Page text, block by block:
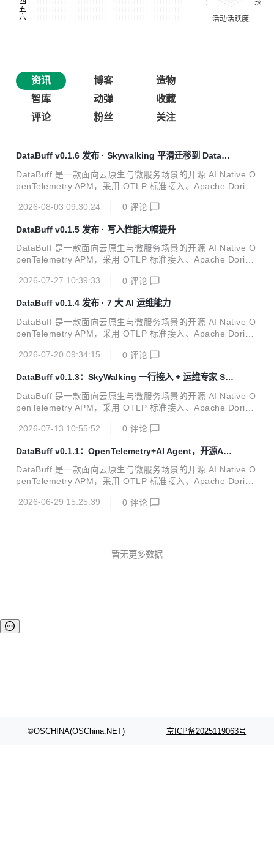
资讯 博客
造物
智库
动弹
收藏
评论
粉丝 关注
DataBuff v0.1.6 发布 · Skywalking 平滑迁移到 Databu
ff
DataBuff 是一款面向云原生与微服务场景的开源 AI Native O
penTelemetry APM，采用 OTLP 标准接入、Apache Doris
项目已在 OSCHINA 软件库收录：https://www.oschina.net/
20 个提交，本版无 Schema 迁移，升级即替换镜像并重启。
这版我们主要改了查询性能、告警准确性和 AI 稳定性，并把
工作区文件预览的后缀限制放开了；另外完善了 databuf...
2026-08-03 09:30:24 0 评论
DataBuff v0.1.5 发布 · 写入性能大幅提升
DataBuff 是一款面向云原生与微服务场景的开源 AI Native O
penTelemetry APM，采用 OTLP 标准接入、Apache Doris
项目已在 OSCHINA 软件库收录：https://www.oschina.net/
1）。相对 v0.1.4 共 25 个提交、394 个文件变更。本版我们
拿同一套微服务 Demo、在相同业务写入压力（QPS=35）
下，与 SkyWalking OAP 10.4.0 做...
2026-07-27 10:39:33 0 评论
DataBuff v0.1.4 发布 · 7 大 AI 运维能力
DataBuff 是一款面向云原生与微服务场景的开源 AI Native O
penTelemetry APM，采用 OTLP 标准接入、Apache Doris
排障能力。项目已在 OSCHINA 软件库收录，软件主页：http
0.1.4（2026-07-19）。相对 v0.1.3 共 45 个提交、274 个文
件变更。本版主线是：7 大 AI 运维能力首页可配置上线、多 A
gent 协同与深度巡检交付链、以及...
2026-07-20 09:34:15 0 评论
DataBuff v0.1.3：SkyWalking 一行接入 + 运维专家 SS
H 排障上线
DataBuff 是一款面向云原生与微服务场景的开源 AI Native O
penTelemetry APM，采用 OTLP 标准接入、Apache Doris
排障能力。项目已在 OSCHINA 软件库收录，软件主页：http
0.1.3。本版聚焦三件事：已有 SkyWalking 生产栈如何一行接
入、安装失败时如何靠运维专家 SSH 恢复、以及业务变慢时
如何把 Trace 证据和主机事实对齐——而不是再写一篇...
2026-07-13 10:55:52 0 评论
DataBuff v0.1.1：OpenTelemetry+AI Agent，开源AP
M终于能排障了
DataBuff 是一款面向云原生与微服务场景的开源 AI Native O
penTelemetry APM，采用 OTLP 标准接入、Apache Doris
排障能力。项目已在 OSCHINA 软件库收录，软件主页：http
果，而不是在 Grafana、Jaeger、日志系统之间手...
2026-06-29 15:25:39 0 评论
暂无更多数据
©OSCHINA(OSChina.NET) 京ICP备2025119063号